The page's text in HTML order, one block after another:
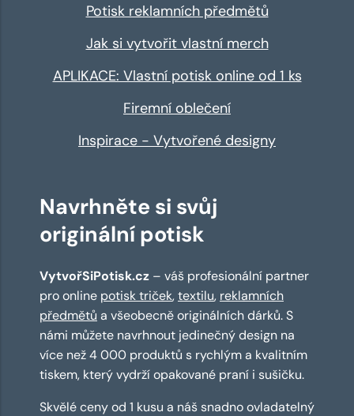
Potisk reklamních předmětů
Jak si vytvořit vlastní merch
APLIKACE: Vlastní potisk online od 1 ks
Firemní oblečení
Inspirace - Vytvořené designy
Navrhněte si svůj
originální potisk
VytvořSiPotisk.cz – váš profesionální partner
pro online potisk triček,textilu, reklamních
předmětů a všeobecně originálních dárků. S
námi můžete navrhnout jedinečný design na
více než 4 000 produktů s rychlým a kvalitním
tiskem, který vydrží opakované praní i sušičku.
Skvělé ceny od 1 kusu a náš snadno ovladatelný